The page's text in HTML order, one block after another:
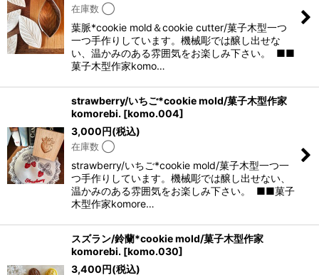
在庫数 ◯
葉脈*cookie mold＆cookie cutter/菓子木型一つ
一つ手作りしています。機械彫では醸し出せな
い、温かみのある雰囲気をお楽しみ下さい。 ■■
菓子木型作家komo…
strawberry/いちご*cookie mold/菓子木型作家
komorebi. [komo.004]
3,000円(税込)
在庫数 ◯
strawberry/いちご*cookie mold/菓子木型一つ一
つ手作りしています。機械彫では醸し出せない、
温かみのある雰囲気をお楽しみ下さい。 ■■菓子
木型作家komore…
スズラン/鈴蘭*cookie mold/菓子木型作家
komorebi. [komo.030]
3,400円(税込)